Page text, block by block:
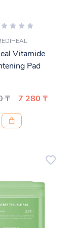
Vitamide
Pad
₸ 7 280 ₸